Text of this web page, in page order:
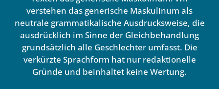
verstehen das generische Maskulinum als
neutrale grammatikalische Ausdrucksweise, die
ausdrücklich im Sinne der Gleichbehandlung
grundsätzlich alle Geschlechter umfasst. Die
verkürzte Sprachform hat nur redaktionelle
Gründe und beinhaltet keine Wertung.